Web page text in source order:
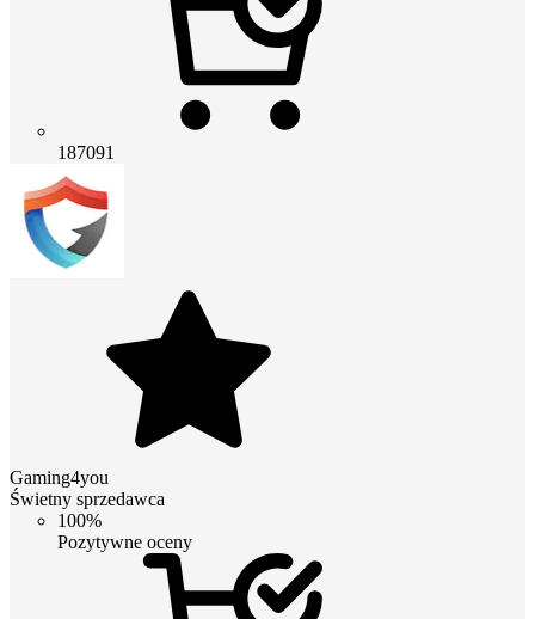
187091
Gaming4you
Świetny sprzedawca
100%
Pozytywne oceny